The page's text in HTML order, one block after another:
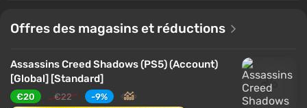
Offres des magasins et réductions
Assassins Creed Shadows (PS5) (Account)
[Global] [Standard]
€20 €22
-9%